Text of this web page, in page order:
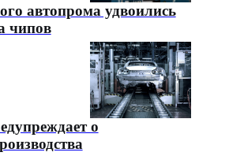
автопрома удвоились
чипов
о